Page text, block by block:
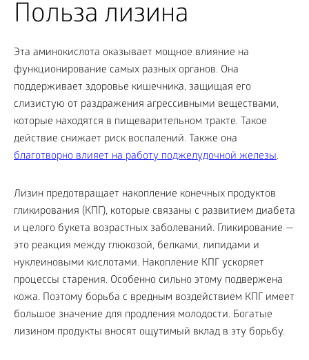
Польза лизина
Эта аминокислота оказывает мощное влияние на
функционирование самых разных органов. Она
поддерживает здоровье кишечника, защищая его
слизистую от раздражения агрессивными веществами,
которые находятся в пищеварительном тракте. Такое
действие снижает риск воспалений. Также она
благотворно влияет на работу поджелудочной железы.
Лизин предотвращает накопление конечных продуктов
гликирования (КПГ), которые связаны с развитием диабета
и целого букета возрастных заболеваний. Гликирование —
это реакция между глюкозой, белками, липидами и
нуклеиновыми кислотами. Накопление КПГ ускоряет
процессы старения. Особенно сильно этому подвержена
кожа. Поэтому борьба с вредным воздействием КПГ имеет
большое значение для продления молодости. Богатые
лизином продукты вносят ощутимый вклад в эту борьбу.